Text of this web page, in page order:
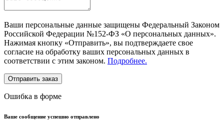
Ваши персональные данные защищены Федеральный Законом
Российской Федерации №152-ФЗ «О персональных данных».
Нажимая кнопку «Отправить», вы подтверждаете свое
согласие на обработку ваших персональных данных в
соответствии с этим законом. Подробнее.
Отправить заказ
Ошибка в форме
Ваше сообщение успешно отправлено